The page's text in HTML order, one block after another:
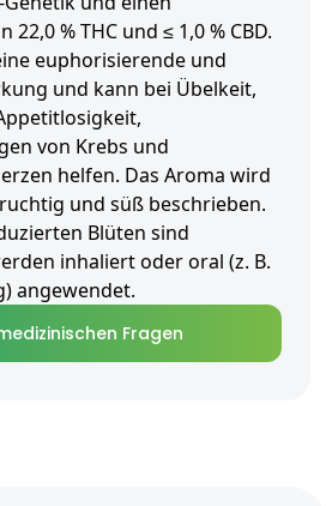
% THC und ≤ 1,0 % CBD.
euphorisierende und
und kann bei Übelkeit,
von Krebs und
helfen. Das Aroma wird
und süß beschrieben.
Blüten sind
inhaliert oder oral (z. B.
angewendet.
Fragen